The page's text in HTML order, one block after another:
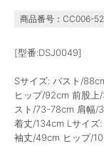
商品番号：CC006-
[型番:DSJ0049]
Sサイズ: バスト/
ヒップ/92cm 前股
スト/73-78cm 肩幅/
着丈/134cm Lサイズ
袖丈/49cm ヒップ/